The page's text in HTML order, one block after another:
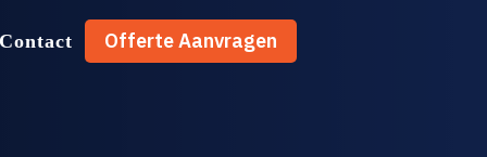
Contact Offerte Aanvragen